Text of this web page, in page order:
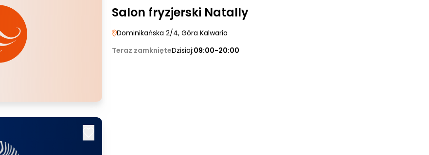
Salon fryzjerski Natally
Dominikańska 2/4, Góra Kalwaria
Teraz zamknięteDzisiaj:09:00-20:00